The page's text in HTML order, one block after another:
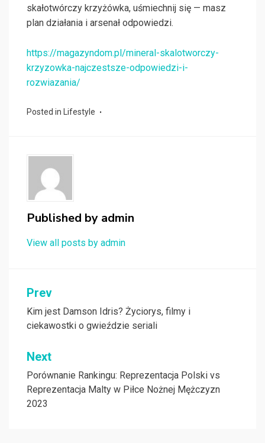
skałotwórczy krzyżówka, uśmiechnij się — masz
plan działania i arsenał odpowiedzi.
https://magazyndom.pl/mineral-skalotworczy-
krzyzowka-najczestsze-odpowiedzi-i-
rozwiazania/
Posted in Lifestyle
Published by admin
View all posts by admin
Nawigacja
wpisu
Prev
Kim jest Damson Idris? Życiorys, filmy i
ciekawostki o gwieździe seriali
Next
Porównanie Rankingu: Reprezentacja Polski vs
Reprezentacja Malty w Piłce Nożnej Mężczyzn
2023